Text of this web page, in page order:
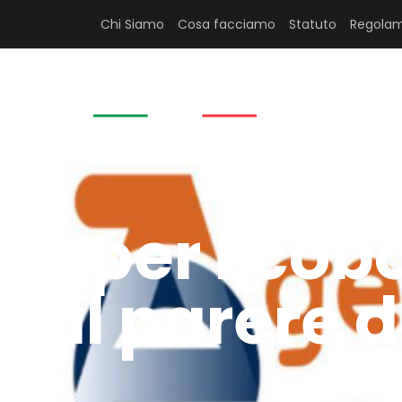
Chi Siamo Cosa facciamo Statuto
Super
il parere